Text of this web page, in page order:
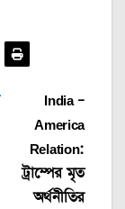
India –
America
Relation:
ট্রাম্পের মৃত
অর্থনীতির